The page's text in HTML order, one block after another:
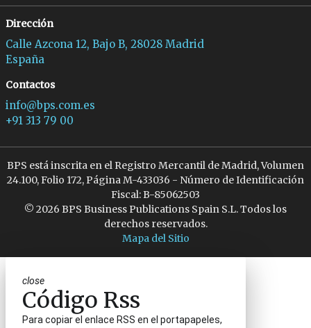
Dirección
Calle Azcona 12, Bajo B, 28028 Madrid
España
Contactos
info@bps.com.es
+91 313 79 00
BPS está inscrita en el Registro Mercantil de Madrid, Volumen
24.100, Folio 172, Página M-433036 - Número de Identificación
Fiscal: B-85062503
© 2026 BPS Business Publications Spain S.L. Todos los
derechos reservados.
Mapa del Sitio
close
Código Rss
Para copiar el enlace RSS en el portapapeles,